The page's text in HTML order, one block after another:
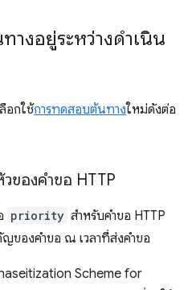
างอยู่ระหว่างดำเนิน
อกใช้การทดสอบต้นทางใหม่ดังต่อ
ของคำขอ HTTP
priority สำหรับคำขอ HTTP
ของคำขอ ณ เวลาที่ส่งคำขอ
Scheme for